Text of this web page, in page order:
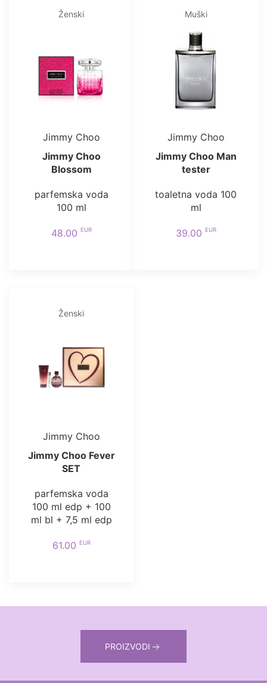
Ženski
Jimmy Choo
Jimmy Choo
Blossom
parfemska voda
100 ml
48.00 EUR
Muški
Jimmy Choo
Jimmy Choo Man
tester
toaletna voda 100
ml
39.00 EUR
Ženski
Jimmy Choo
Jimmy Choo Fever
SET
parfemska voda
100 ml edp + 100
ml bl + 7,5 ml edp
61.00 EUR
PROIZVODI